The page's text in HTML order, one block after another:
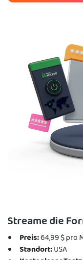
Streame die
Preis:64,99 $ pro
Standort:USA